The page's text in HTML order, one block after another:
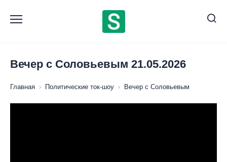
содержанию
Вечер с Соловьевым 21.05.2026
Главная › Политические ток-шоу › Вечер с Соловьевым